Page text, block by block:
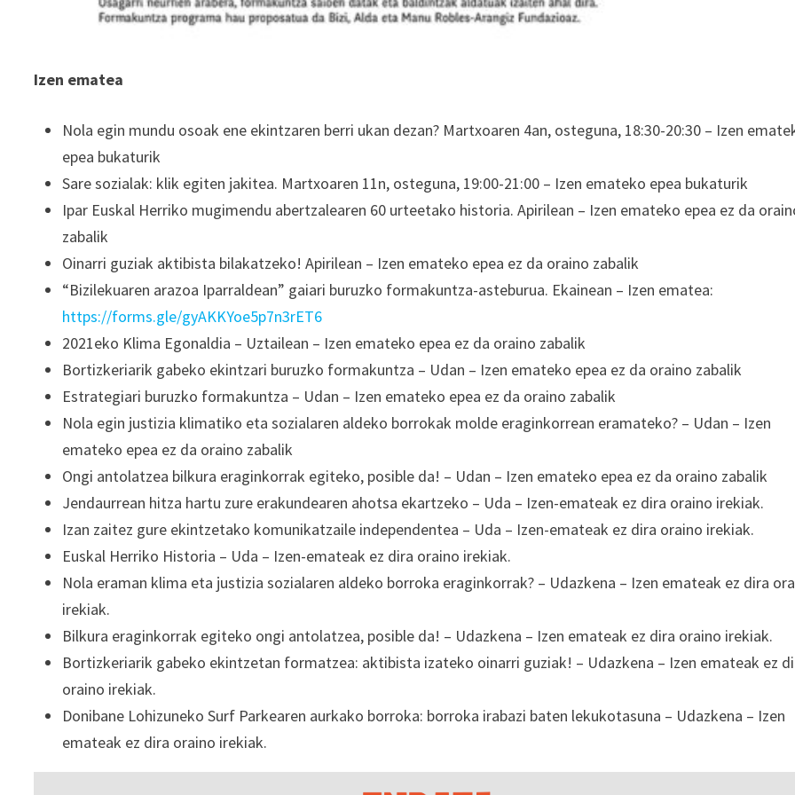
Izen ematea
Nola egin mundu osoak ene ekintzaren berri ukan dezan? Martxoaren 4an, osteguna, 18:30-20:30 – Izen
epea bukaturik
Sare sozialak: klik egiten jakitea. Martxoaren 11n, osteguna, 19:00-21:00 – Izen emateko epea bukaturik
Ipar Euskal Herriko mugimendu abertzalearen 60 urteetako historia. Apirilean – Izen emateko epea ez da
zabalik
Oinarri guziak aktibista bilakatzeko! Apirilean – Izen emateko epea ez da oraino zabalik
“Bizilekuaren arazoa Iparraldean” gaiari buruzko formakuntza-asteburua. Ekainean – Izen ematea:
https://forms.gle/gyAKKYoe5p7n3rET6
2021eko Klima Egonaldia – Uztailean – Izen emateko epea ez da oraino zabalik
Bortizkeriarik gabeko ekintzari buruzko formakuntza – Udan – Izen emateko epea ez da oraino zabalik
Estrategiari buruzko formakuntza – Udan – Izen emateko epea ez da oraino zabalik
Nola egin justizia klimatiko eta sozialaren aldeko borrokak molde eraginkorrean eramateko? – Udan – Izen
emateko epea ez da oraino zabalik
Ongi antolatzea bilkura eraginkorrak egiteko, posible da! – Udan – Izen emateko epea ez da oraino zabalik
Jendaurrean hitza hartu zure erakundearen ahotsa ekartzeko – Uda – Izen-emateak ez dira oraino irekiak.
Izan zaitez gure ekintzetako komunikatzaile independentea – Uda – Izen-emateak ez dira oraino irekiak.
Euskal Herriko Historia – Uda – Izen-emateak ez dira oraino irekiak.
Nola eraman klima eta justizia sozialaren aldeko borroka eraginkorrak? – Udazkena – Izen emateak ez dira
irekiak.
Bilkura eraginkorrak egiteko ongi antolatzea, posible da! – Udazkena – Izen emateak ez dira oraino irekiak.
Bortizkeriarik gabeko ekintzetan formatzea: aktibista izateko oinarri guziak! – Udazkena – Izen emateak ez
oraino irekiak.
Donibane Lohizuneko Surf Parkearen aurkako borroka: borroka irabazi baten lekukotasuna – Udazkena – Izen
emateak ez dira oraino irekiak.